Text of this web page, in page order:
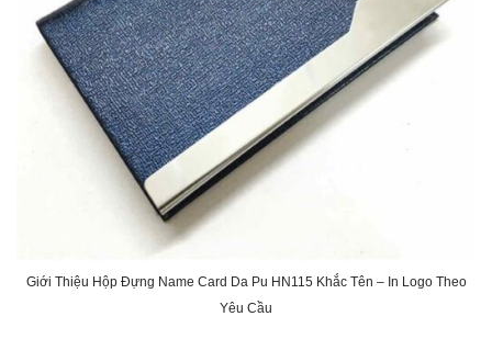
Giới Thiệu Hộp Đựng Name Card Da Pu HN115 Khắc Tên – In Logo Theo
Yêu Cầu